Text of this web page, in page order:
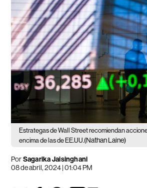
Estrategas de Wall Street recomiendan
encima de las de EE.UU.(Nathan Laine)
PorSagarika Jaisinghani
08 de abril, 2024 | 01:04 PM